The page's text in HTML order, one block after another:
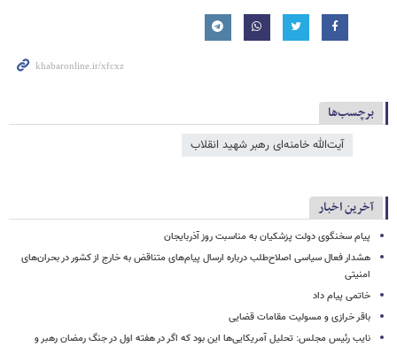
برچسب‌ها
آیت‌الله خامنه‌ای رهبر شهید انقلاب
آخرین اخبار
پیام سخنگوی دولت پزشکیان به مناسبت روز آذربایجان
هشدار فعال سیاسی اصلاح‌طلب درباره ارسال پیام‌های متناقض به خارج از کشور در بحران‌های
امنیتی
خاتمی پیام داد
باقر خرازی و مسولیت مقامات قضایی
نایب رئیس مجلس: تحلیل آمریکایی‌ها این بود که اگر در هفته اول در جنگ رمضان رهبر و